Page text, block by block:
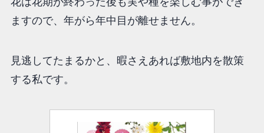
ますので、年がら年中目が離せません。
見逃してたまるかと、暇さえあれば敷地内を散策
する私です。